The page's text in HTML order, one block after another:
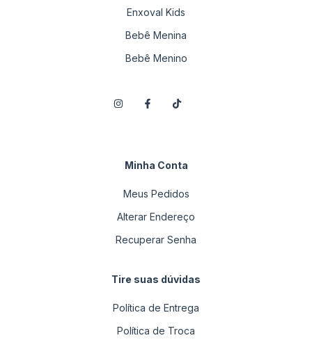
Enxoval Kids
Bebê Menina
Bebê Menino
Minha Conta
Meus Pedidos
Alterar Endereço
Recuperar Senha
Tire suas dúvidas
Política de Entrega
Política de Troca